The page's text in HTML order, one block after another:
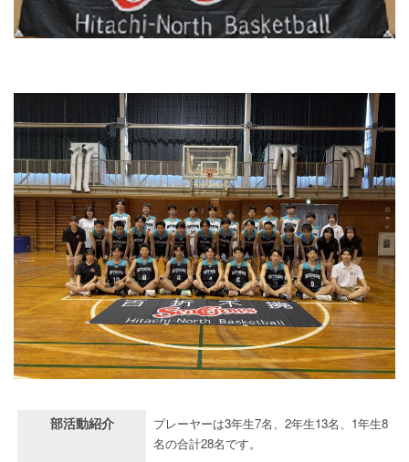
部活動紹介
プレーヤーは3年生7名、2年生13名、1年生8
名の合計28名です。